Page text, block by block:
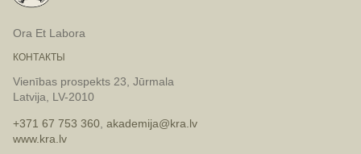
Ora Et Labora
КОНТАКТЫ
Vienības prospekts 23, Jūrmala
Latvija, LV-2010
+371 67 753 360, akademija@kra.lv
www.kra.lv